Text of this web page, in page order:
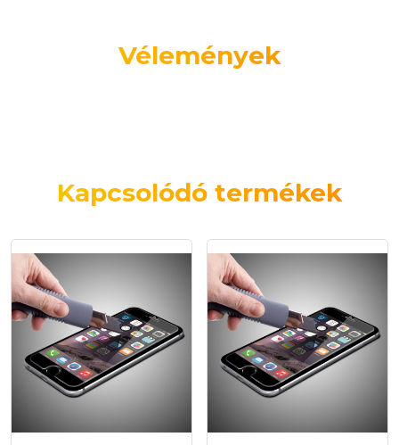
Vélemények
Kapcsolódó termékek